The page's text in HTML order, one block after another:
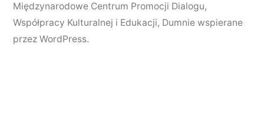
Międzynarodowe Centrum Promocji Dialogu,
Współpracy Kulturalnej i Edukacji, Dumnie wspierane
przez WordPress.